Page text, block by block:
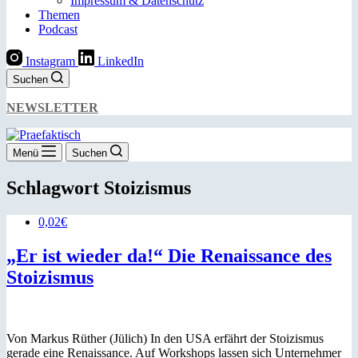
Themen
Podcast
Instagram LinkedIn
Suchen
NEWSLETTER
Menü Suchen
Schlagwort Stoizismus
0,02€
„Er ist wieder da!“ Die Renaissance des
Stoizismus
Von Markus Rüther (Jülich) In den USA erfährt der Stoizismus
gerade eine Renaissance. Auf Workshops lassen sich Unternehmer